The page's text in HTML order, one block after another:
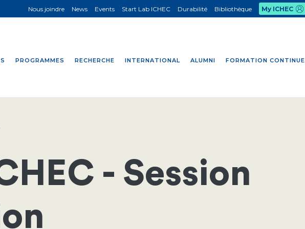
PROGRAMMES RECHERCHE INTERNATIONAL ALUMNI FORMATION CONTINUE
Nous joindre News Events Start Lab ICHEC Durabilité Bibliothèque My ICHEC
- Session